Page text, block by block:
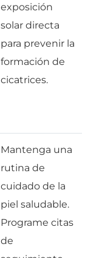
exposición
solar directa
para prevenir la
formación de
cicatrices.
Mantenga una
rutina de
cuidado de la
piel saludable.
Programe citas
de